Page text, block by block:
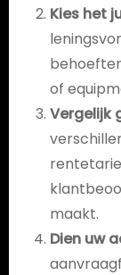
Kies het
of
Vergelijk
maakt.
Dien uw